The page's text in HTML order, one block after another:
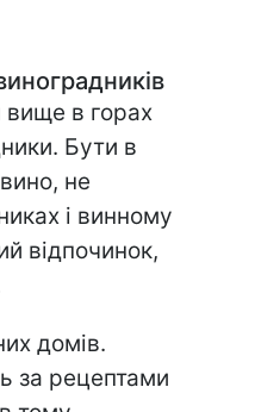
вище в горах
Бути в
не
і винному
відпочинок,
домів.
за рецептами